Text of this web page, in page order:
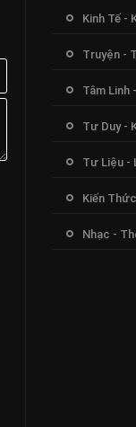
Kinh Tế -
Truyện -
Tâm Linh
Tư Duy -
Tư Liệu -
Kiến
Nhạc -